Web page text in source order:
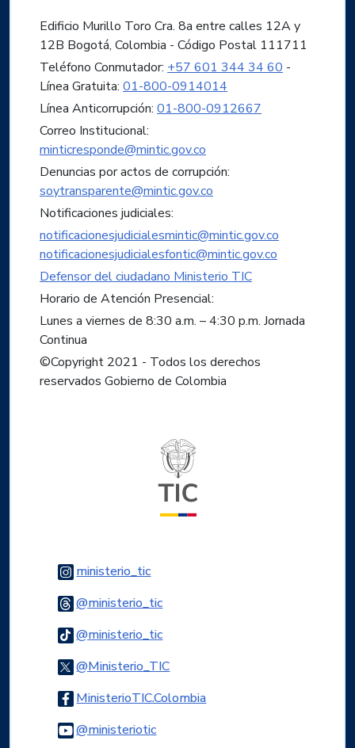
Edificio Murillo Toro Cra. 8a entre calles 12A y
12B Bogotá, Colombia - Código Postal 111711
Teléfono Conmutador: +57 601 344 34 60 -
Línea Gratuita: 01-800-0914014
Línea Anticorrupción: 01-800-0912667
Correo Institucional:
minticresponde@mintic.gov.co
Denuncias por actos de corrupción:
soytransparente@mintic.gov.co
Notificaciones judiciales:
notificacionesjudicialesmintic@mintic.gov.co
notificacionesjudicialesfontic@mintic.gov.co
Defensor del ciudadano Ministerio TIC
Horario de Atención Presencial:
Lunes a viernes de 8:30 a.m. – 4:30 p.m. Jornada
Continua
©Copyright 2021 - Todos los derechos
reservados Gobierno de Colombia
ministerio_ticLogo Instagram
@ministerio_ticLogo Threads
@ministerio_ticLogo Tiktok
@Ministerio_TICLogo Twitter
MinisterioTIC.ColombiaLogo Facebook
@ministerioticLogo Youtube